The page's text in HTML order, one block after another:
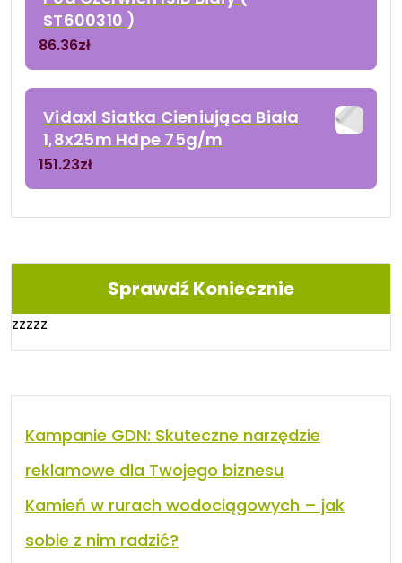
ST600310 )
86.36zł
Vidaxl Siatka Cieniująca Biała
1,8x25m Hdpe 75g/m
151.23zł
Sprawdź Koniecznie
zzzzz
Kampanie GDN: Skuteczne narzędzie
reklamowe dla Twojego biznesu
Kamień w rurach wodociągowych – jak
sobie z nim radzić?